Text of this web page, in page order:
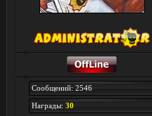
Сообщений: 2546
Награды: 30